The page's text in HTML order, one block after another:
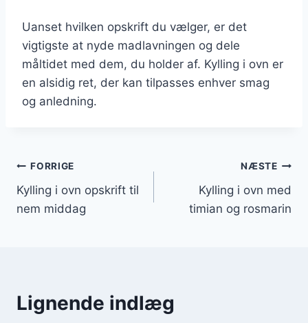
Uanset hvilken opskrift du vælger, er det
vigtigste at nyde madlavningen og dele
måltidet med dem, du holder af. Kylling i ovn er
en alsidig ret, der kan tilpasses enhver smag
og anledning.
Indlægsnavigation
FORRIGE
Kylling i ovn opskrift til
nem middag
NÆSTE
Kylling i ovn med
timian og rosmarin
Lignende indlæg